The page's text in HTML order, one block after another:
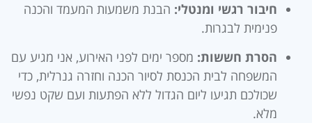
חיבור רגשי ומנטלי: הבנת משמעות המעמד והכנה
פנימית לבגרות.
הסרת חששות: מספר ימים לפני האירוע, אני מגיע עם
המשפחה לבית הכנסת לסיור הכנה וחזרה גנרלית, כדי
שכולכם תגיעו ליום הגדול ללא הפתעות ועם שקט נפשי
מלא.